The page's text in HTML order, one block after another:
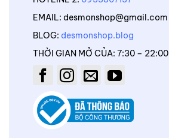
EMAIL: desmonshop@gmail.com
BLOG: desmonshop.blog
THỜI GIAN MỞ CỦA: 7:30 – 22:00